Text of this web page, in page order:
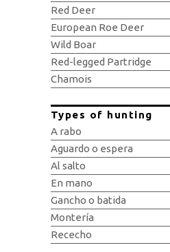
Red Deer
European Roe Deer
Wild Boar
Red-legged Partridge
Chamois
Types of hunting
A rabo
Aguardo o espera
Al salto
En mano
Gancho o batida
Montería
Rececho